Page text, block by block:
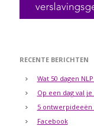
RECENTE BERICHTEN
Wat 50 dagen
Op een dag val
5 ontwerpideeën
Facebook